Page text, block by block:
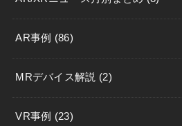
AR事例 (86)
MRデバイス解説 (2)
VR事例 (23)